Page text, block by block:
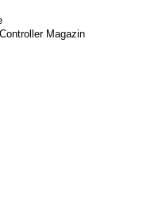
Magazin